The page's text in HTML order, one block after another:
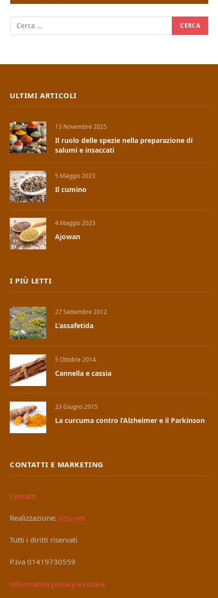
ULTIMI ARTICOLI
13 Novembre 2025
Il ruolo delle spezie nella preparazione di
salumi e insaccati
5 Maggio 2023
Il cumino
4 Maggio 2023
Ajowan
I PIÙ LETTI
27 Settembre 2012
L’assafetida
5 Ottobre 2014
Cannella e cassia
23 Giugno 2015
La curcuma contro l’Alzheimer e il Parkinson
CONTATTI E MARKETING
Contatti
Realizzazione: Jizzy.net
Tutti i diritti riservati
P.Iva 01419730559
Informativa privacy e cookie